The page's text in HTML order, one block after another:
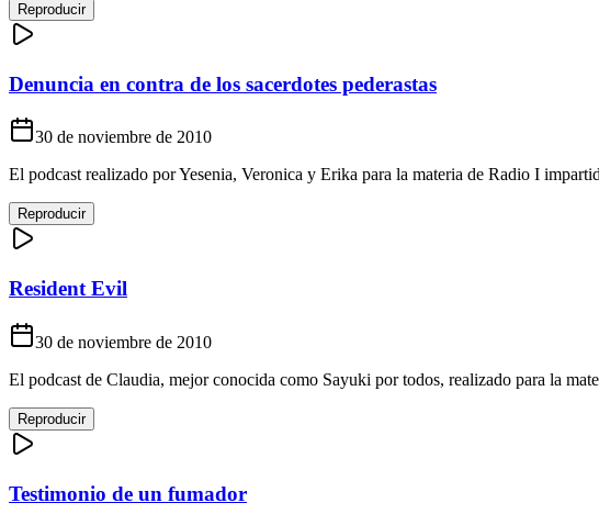
Reproducir
Denuncia en contra de los sacerdotes pederastas
30 de noviembre de 2010
El podcast realizado por Yesenia, Veronica y Erika para la materia de Radio I
Reproducir
Resident Evil
30 de noviembre de 2010
El podcast de Claudia, mejor conocida como Sayuki por todos, realizado para la
Reproducir
Testimonio de un fumador